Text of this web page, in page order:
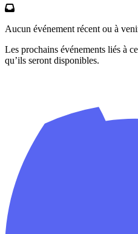
Aucun événement récent ou à
Les prochains événements liés à
qu’ils seront disponibles.